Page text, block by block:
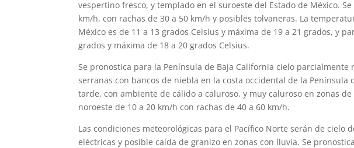
vespertino fresco, y templado en el suroeste del Estado de México.
km/h, con rachas de 30 a 50 km/h y posibles tolvaneras. La
México es de 11 a 13 grados Celsius y máxima de 19 a 21 grados, y
grados y máxima de 18 a 20 grados Celsius.
Se pronostica para la Península de Baja California cielo
serranas con bancos de niebla en la costa occidental de la
tarde, con ambiente de cálido a caluroso, y muy caluroso en zonas
noroeste de 10 a 20 km/h con rachas de 40 a 60 km/h.
Las condiciones meteorológicas para el Pacífico Norte serán de cielo
eléctricas y posible caída de granizo en zonas con lluvia. Se